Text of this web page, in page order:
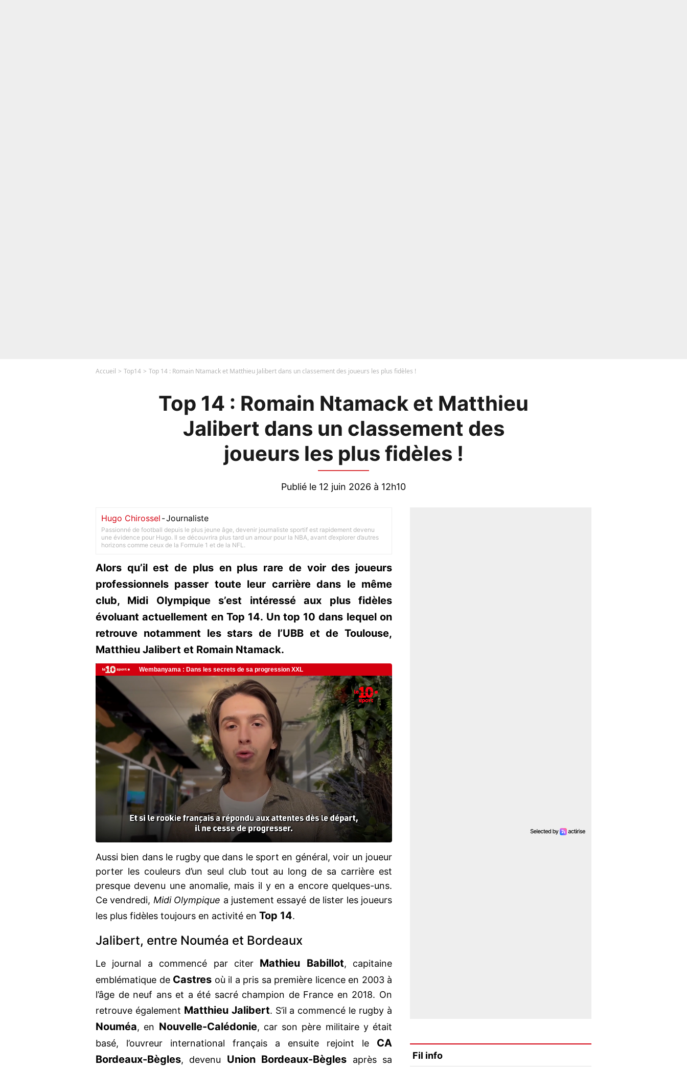
Accueil Top14 Top 14 : Romain Ntamack et Matthieu Jalibert dans un classement des joueurs les plus fidèles !
Top 14 : Romain Ntamack et Matthieu
Jalibert dans un classement des
joueurs les plus fidèles !
Publié le 12 juin 2026 à 12h10
Hugo Chirossel -Journaliste
Passionné de football depuis le plus jeune âge, devenir journaliste sportif est rapidement devenu
une évidence pour Hugo. Il se découvrira plus tard un amour pour la NBA, avant d’explorer d’autres
horizons comme ceux de la Formule 1 et de la NFL.
Alors qu’il est de plus en plus rare de voir des joueurs
professionnels passer toute leur carrière dans le même
club, Midi Olympique s’est intéressé aux plus fidèles
évoluant actuellement en Top 14. Un top 10 dans lequel on
retrouve notamment les stars de l’UBB et de Toulouse,
Matthieu Jalibert et Romain Ntamack.
Aussi bien dans le rugby que dans le sport en général, voir un joueur
porter les couleurs d’un seul club tout au long de sa carrière est
presque devenu une anomalie, mais il y en a encore quelques-uns.
Ce vendredi, Midi Olympique a justement essayé de lister les joueurs
les plus fidèles toujours en activité en Top 14.
Jalibert, entre Nouméa et Bordeaux
Le journal a commencé par citer Mathieu Babillot, capitaine
emblématique de Castres où il a pris sa première licence en 2003 à
l’âge de neuf ans et a été sacré champion de France en 2018. On
retrouve également Matthieu Jalibert. S’il a commencé le rugby à
Nouméa, en Nouvelle-Calédonie, car son père militaire y était
basé, l’ouvreur international français a ensuite rejoint le CA
Bordeaux-Bègles, devenu Union Bordeaux-Bègles après sa
Fil info